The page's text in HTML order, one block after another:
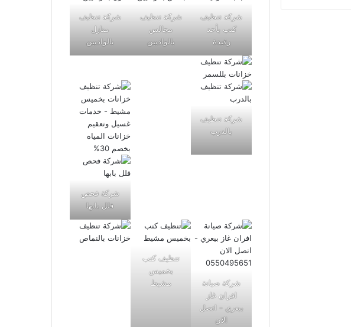
شركة تنظيف
كنب بأحد
رفيدة
شركة تنظيف
مجالس
بالواديين
شركة تنظيف
منازل
بالواديين
شركة تنظيف
بالدرب
شركة فحص
فلل بابها
شركة صيانة
افران غاز
بيعري - اتصل
الان
تنظيف كنب
بخميس
مشيط